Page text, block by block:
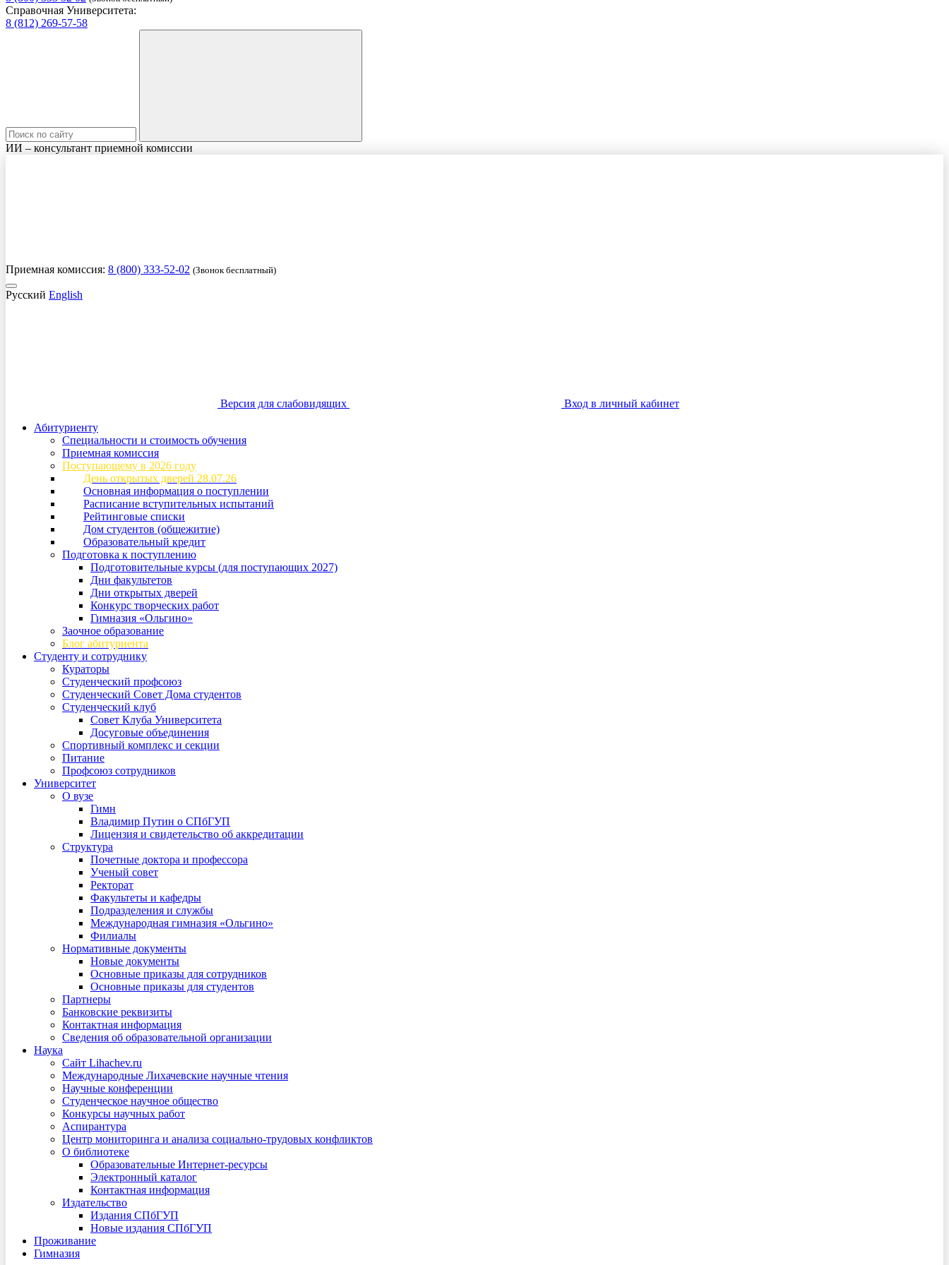
Справочная Университета:
8 (812) 269-57-58
ИИ – консультант приемной комиссии
Приемная комиссия: 8 (800) 333-52-02 (Звонок бесплатный)
Русский English
Версия для слабовидящих
Вход в личный кабинет
Абитуриенту
Специальности и стоимость обучения
Приемная комиссия
Поступающему в 2026 году
День открытых дверей 28.07.26
Основная информация о поступлении
Расписание вступительных испытаний
Рейтинговые списки
Дом студентов (общежитие)
Образовательный кредит
Подготовка к поступлению
Подготовительные курсы (для поступающих 2027)
Дни факультетов
Дни открытых дверей
Конкурс творческих работ
Гимназия «Ольгино»
Заочное образование
Блог абитуриента
Студенту и сотруднику
Кураторы
Студенческий профсоюз
Студенческий Совет Дома студентов
Студенческий клуб
Совет Клуба Университета
Досуговые объединения
Спортивный комплекс и секции
Питание
Профсоюз сотрудников
Университет
О вузе
Гимн
Владимир Путин о СПбГУП
Лицензия и свидетельство об аккредитации
Структура
Почетные доктора и профессора
Ученый совет
Ректорат
Факультеты и кафедры
Подразделения и службы
Международная гимназия «Ольгино»
Филиалы
Нормативные документы
Новые документы
Основные приказы для сотрудников
Основные приказы для студентов
Партнеры
Банковские реквизиты
Контактная информация
Сведения об образовательной организации
Наука
Сайт Lihachev.ru
Международные Лихачевские научные чтения
Научные конференции
Студенческое научное общество
Конкурсы научных работ
Аспирантура
Центр мониторинга и анализа социально-трудовых конфликтов
О библиотеке
Образовательные Интернет-ресурсы
Электронный каталог
Контактная информация
Издательство
Издания СПбГУП
Новые издания СПбГУП
Проживание
Гимназия